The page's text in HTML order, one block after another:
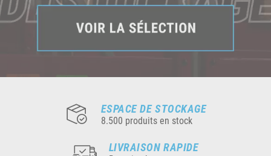
ESPACE DE STOCKAGE
8.500 produits en stock
LIVRAISON RAPIDE